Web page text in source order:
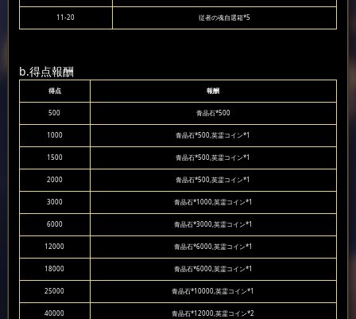
11-20 従者の魂自選箱*5
b.得点報酬
得点 報酬
500 青晶石*500
1000 青晶石*500,英霊コイン*1
1500 青晶石*500,英霊コイン*1
2000 青晶石*500,英霊コイン*1
3000 青晶石*1000,英霊コイン*1
6000 青晶石*3000,英霊コイン*1
12000 青晶石*6000,英霊コイン*1
18000 青晶石*6000,英霊コイン*1
25000 青晶石*10000,英霊コイン*1
40000 青晶石*12000,英霊コイン*2